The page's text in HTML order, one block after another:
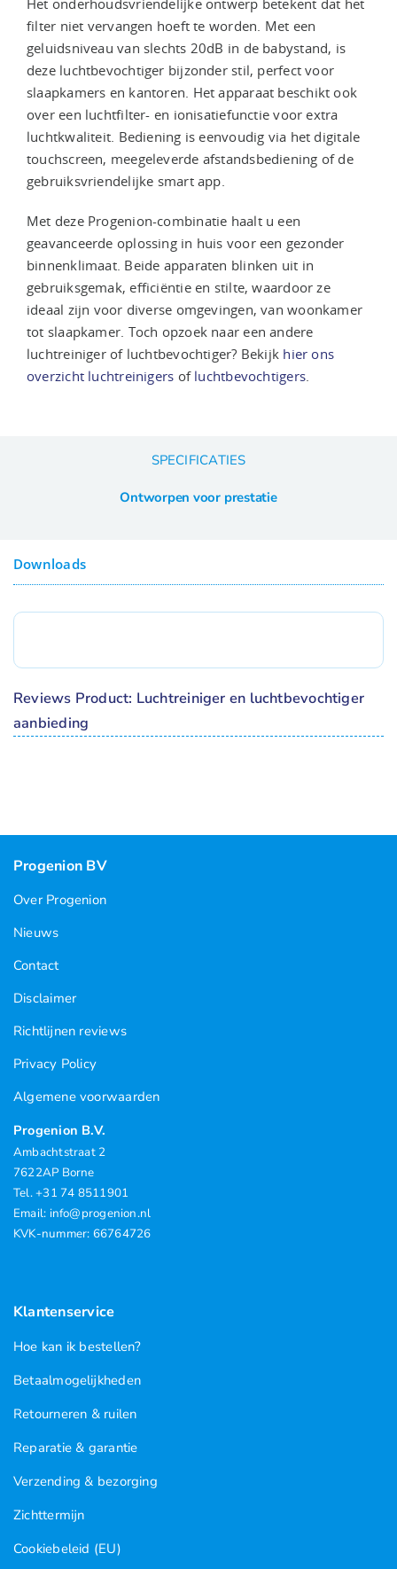
filter niet vervangen hoeft te worden. Met een
geluidsniveau van slechts 20dB in de babystand, is
deze luchtbevochtiger bijzonder stil, perfect voor
slaapkamers en kantoren. Het apparaat beschikt ook
over een luchtfilter- en ionisatiefunctie voor extra
luchtkwaliteit. Bediening is eenvoudig via het digitale
touchscreen, meegeleverde afstandsbediening of de
gebruiksvriendelijke smart app.
Met deze Progenion-combinatie haalt u een
geavanceerde oplossing in huis voor een gezonder
binnenklimaat. Beide apparaten blinken uit in
gebruiksgemak, efficiëntie en stilte, waardoor ze
ideaal zijn voor diverse omgevingen, van woonkamer
tot slaapkamer. Toch opzoek naar een andere
luchtreiniger of luchtbevochtiger? Bekijk hier ons
overzicht luchtreinigers of luchtbevochtigers
SPECIFICATIES
Ontworpen voor prestatie
Downloads
Reviews Product: Luchtreiniger en luchtbevochtiger
aanbieding
Progenion BV
Over Progenion
Nieuws
Contact
Disclaimer
Richtlijnen reviews
Privacy Policy
Algemene voorwaarden
Progenion B.V.
Ambachtstraat 2
7622AP Borne
Tel. +31 74 8511901
Email: info@progenion.nl
KVK-nummer: 66764726
Klantenservice
Hoe kan ik bestellen?
Betaalmogelijkheden
Retourneren & ruilen
Reparatie & garantie
Verzending & bezorging
Zichttermijn
Cookiebeleid (EU)